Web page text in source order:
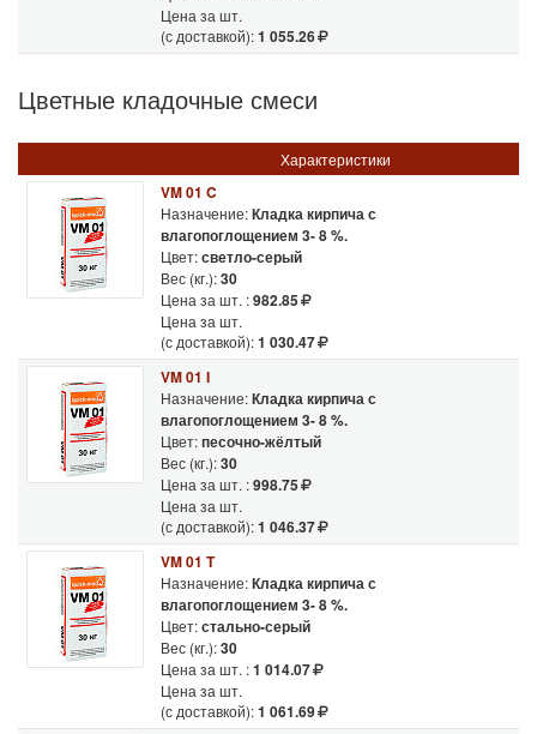
Цена за шт.
(с доставкой):1 055.26
Цветные кладочные смеси
Характеристики
VM 01 C
Назначение:Кладка кирпича с
влагопоглощением 3- 8 %.
Цвет:светло-серый
Вес (кг.):30
Цена за шт. :982.85
Цена за шт.
(с доставкой):1 030.47
VM 01 I
Назначение:Кладка кирпича с
влагопоглощением 3- 8 %.
Цвет:песочно-жёлтый
Вес (кг.):30
Цена за шт. :998.75
Цена за шт.
(с доставкой):1 046.37
VM 01 T
Назначение:Кладка кирпича с
влагопоглощением 3- 8 %.
Цвет:стально-серый
Вес (кг.):30
Цена за шт. :1 014.07
Цена за шт.
(с доставкой):1 061.69